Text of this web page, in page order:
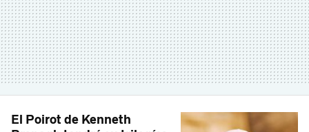
El Poirot de Kenneth